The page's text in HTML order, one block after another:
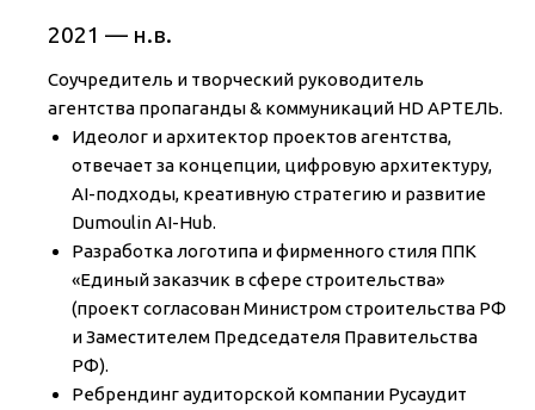
2021 — н.в.
Соучредитель и творческий руководитель
агентства пропаганды & коммуникаций HD АРТЕЛЬ.
Идеолог и архитектор проектов агентства,
отвечает за концепции, цифровую архитектуру,
AI-подходы, креативную стратегию и развитие
Dumoulin AI-Hub.
Разработка логотипа и фирменного стиля ППК
«Единый заказчик в сфере строительства»
(проект согласован Министром строительства РФ
и Заместителем Председателя Правительства
РФ).
Ребрендинг аудиторской компании Русаудит